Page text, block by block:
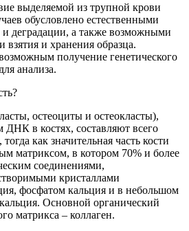
выделяемой из трупной крови
обусловлено естественными
и деградации, а также возможными
взятия и хранения образца.
получение генетического
анализа.
, остеоциты и остеокласты),
в костях, составляют всего
как значительная часть кости
матриксом, в котором 70% и более
соединениями,
кристаллами
фосфатом кальция и в небольшом
Основной органический
матрикса – коллаген.